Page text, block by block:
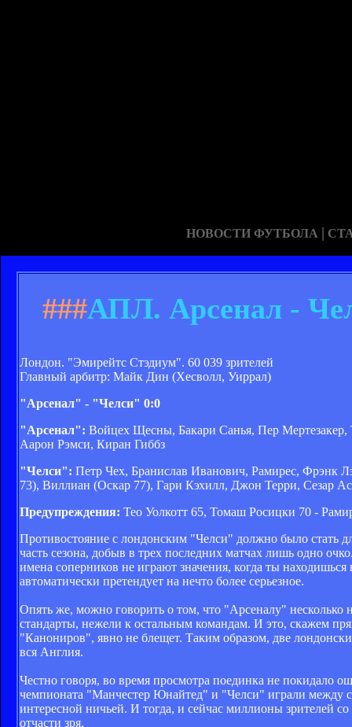
НОВОСТИ ФУТБОЛА |
###АПЛ. Арсенал -
Лондон. "Эмирейтс Стэдиум". 60 039 зрителей
Главный арбитр: Майк Дин (Хесволл, Уиррал)
"Арсенал" - "Челси" 0:0
"Арсенал": Войцех Щесны, Бакари Санья, Пер
Аарон Рэмси, Киран Гиббз
"Челси": Петр Чех, Бранислав Иванович, Рамирес,
73), Виллиан (Оскар 77), Гари Кэхилл, Джон Терри, Сезар
Предупреждения: Тео Уолкотт 65, Томаш Росицки 70 -
Противостояние с лондонским "Челси" должно было
часть сезона, добыв в трех последних матчах лишь одно
имена соперников не играют значения, когда ты
автоматически претендует на нечто более серьезное.
Опять же, можно говорить о том, что "Арсеналу" несколько
стандарты, нежели к остальным командам. И это, скажем
"Канониров", явно не блещет. Таким образом, две
вся Англия.
Честно говоря, во время просмотра поединка не покидало
чемпионата "Манчестер Юнайтед" и "Челси" играли между
интересной ничьей. И тогда, и сейчас миллионы зрителей
отчасти зря.